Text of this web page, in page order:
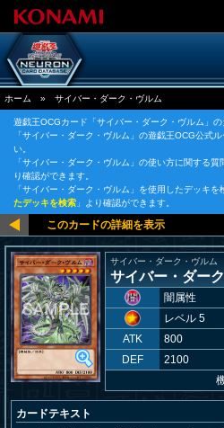
ホーム » サイバー・ダーク・ヴルム
遊戯王OCGカード「サイバー・ダーク・ヴルム」の
「サイバー・ダーク・ヴルム」の遊戯王OCG公式
い。
「サイバー・ダーク・ヴルム」の使い方に関する質
り確認ができます。
「サイバー・ダーク・ヴルム」を使用したデッキを
たデッキを検索 」より確認ができます。
サイバー・ダーク・ヴルム
サイバー・ダー
闇属性
レベル 5
ATK
800
DEF
2100
カードテキスト